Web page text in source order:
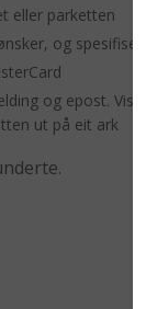
eller parketten
og spesifiser
og epost. Vis
ut på eit ark